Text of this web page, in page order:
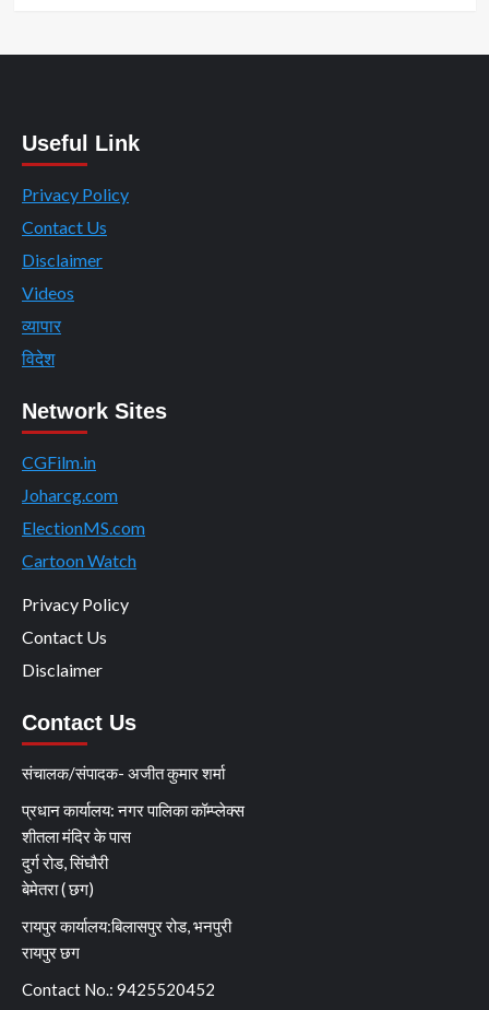
Useful Link
Privacy Policy
Contact Us
Disclaimer
Videos
व्यापार
विदेश
Network Sites
CGFilm.in
Joharcg.com
ElectionMS.com
Cartoon Watch
Privacy Policy
Contact Us
Disclaimer
Contact Us
संचालक/संपादक- अजीत कुमार शर्मा
प्रधान कार्यालय: नगर पालिका कॉम्प्लेक्स
शीतला मंदिर के पास
दुर्ग रोड, सिंघौरी
बेमेतरा ( छग)
रायपुर कार्यालय:बिलासपुर रोड, भनपुरी
रायपुर छग
Contact No.: 9425520452